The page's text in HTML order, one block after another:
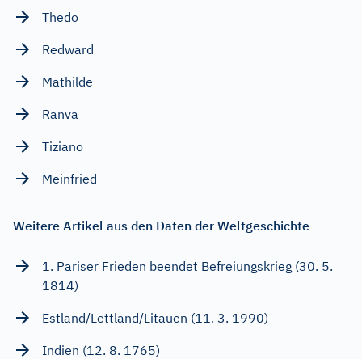
Thedo
Redward
Mathilde
Ranva
Tiziano
Meinfried
Weitere Artikel aus den Daten der Weltgeschichte
1. Pariser Frieden beendet Befreiungskrieg (30. 5.
1814)
Estland/Lettland/Litauen (11. 3. 1990)
Indien (12. 8. 1765)